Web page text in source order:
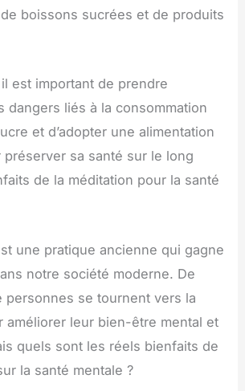
boissons sucrées et de produits
est important de prendre
dangers liés à la consommation
et d’adopter une alimentation
sa santé sur le long
de la méditation pour la santé
une pratique ancienne qui gagne
notre société moderne. De
personnes se tournent vers la
améliorer leur bien-être mental et
quels sont les réels bienfaits de
la santé mentale ?